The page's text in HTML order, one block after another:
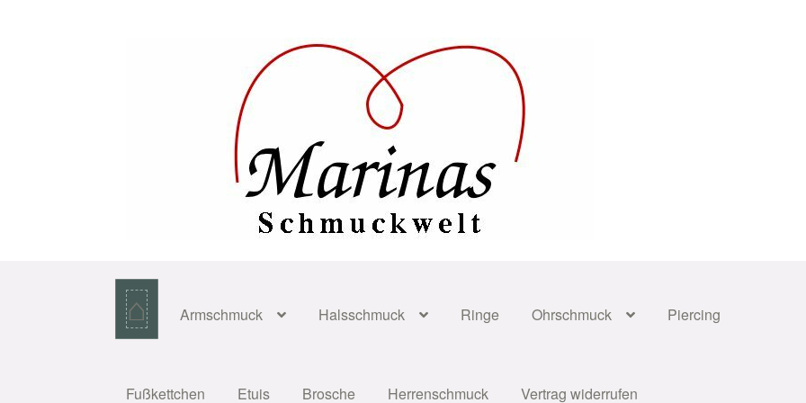
⌂ Armschmuck Halsschmuck Ringe Ohrschmuck Piercing
Fußkettchen Etuis Brosche Herrenschmuck Vertrag widerrufen